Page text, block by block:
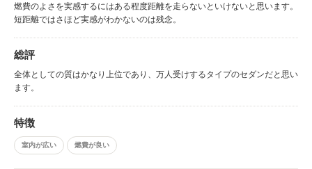
燃費のよさを実感するにはある程度距離を走らないといけないと思います。
短距離ではさほど実感がわかないのは残念。
総評
全体としての質はかなり上位であり、万人受けするタイプのセダンだと思い
ます。
特徴
室内が広い 燃費が良い